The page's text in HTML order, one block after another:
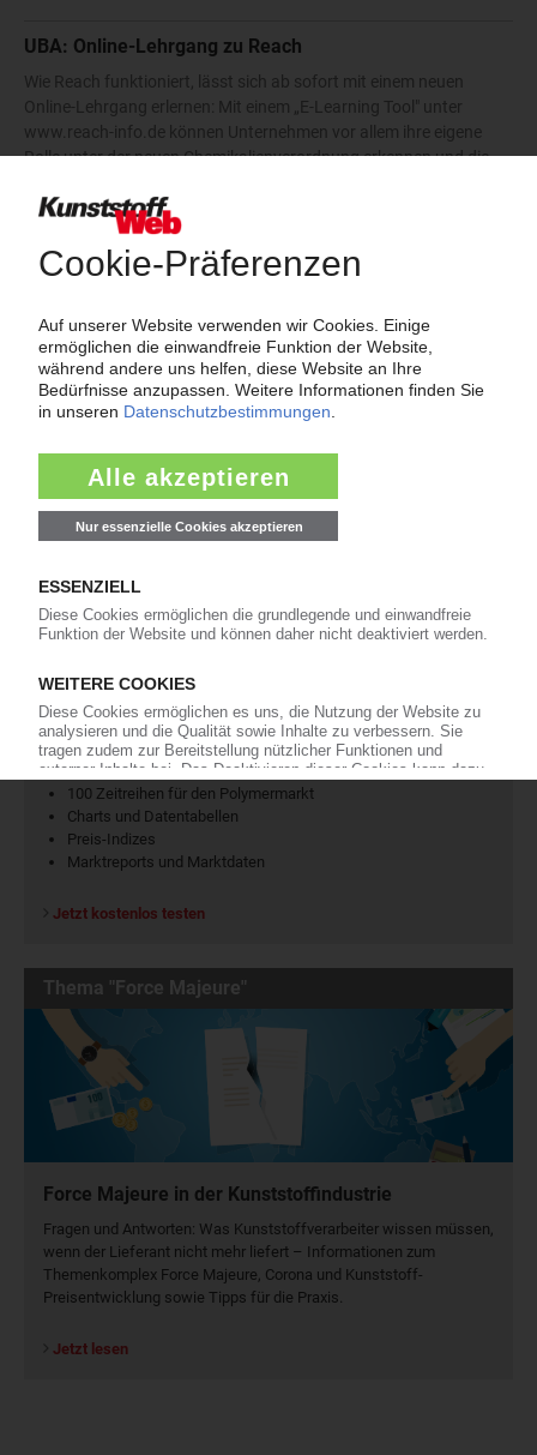
UBA: Online-Lehrgang zu Reach
Wie Reach funktioniert, lässt sich ab sofort mit einem neuen
Online-Lehrgang erlernen: Mit einem „E-Learning Tool" unter
www.reach-info.de können Unternehmen vor allem ihre eigene
Rolle unter der neuen Chemikalienverordnung erkennen und die
insolvenz spritzguss pvc
polypropylen
kunststoffpreise
mdi styrol pur
polyethylen
insolvenzen
trinseo plastforma
pet-preise polycarbonat
rezyklat
polyurethan dow pe-hd
westlake
pe-ld ineos
KI Polymerpreise
100 Zeitreihen für den Polymermarkt
Charts und Datentabellen
Preis-Indizes
Marktreports und Marktdaten
Jetzt kostenlos testen
Thema "Force Majeure"
Force Majeure in der Kunststoffindustrie
Fragen und Antworten: Was Kunst­stoff­verarbeiter wissen müssen,
wenn der Lieferant nicht mehr liefert – Informationen zum
Themenkomplex Force Majeure, Corona und Kunststoff-
Preisentwicklung sowie Tipps für die Praxis.
Jetzt lesen